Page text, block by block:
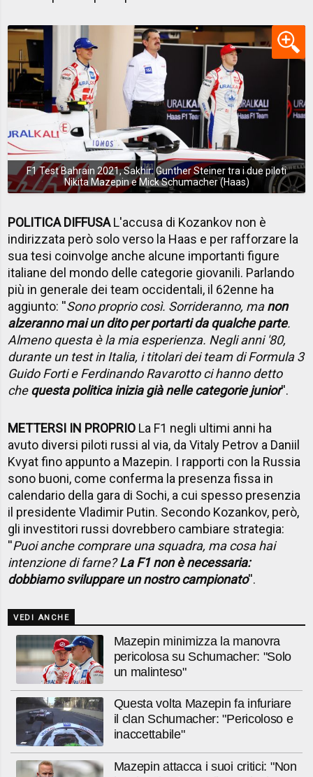
F1 Test Bahrain 2021, Sakhir: Gunther Steiner tra i due piloti
Nikita Mazepin e Mick Schumacher (Haas)
POLITICA DIFFUSAL'accusa di Kozankov non è
indirizzata però solo verso la Haas e per rafforzare la
sua tesi coinvolge anche alcune importanti figure
italiane del mondo delle categorie giovanili. Parlando
più in generale dei team occidentali, il 62enne ha
aggiunto: ''Sono proprio così. Sorrideranno, manon
alzeranno mai un dito per portarti da qualche parte.
Almeno questa è la mia esperienza. Negli anni '80,
durante un test in Italia, i titolari dei team di Formula 3
Guido Forti e Ferdinando Ravarotto ci hanno detto
chequesta politica inizia già nelle categorie junior''.
METTERSI IN PROPRIO La F1 negli ultimi anni ha
avuto diversi piloti russi al via, da Vitaly Petrov a Daniil
Kvyat fino appunto a Mazepin. I rapporti con la Russia
sono buoni, come conferma la presenza fissa in
calendario della gara di Sochi, a cui spesso presenzia
il presidente Vladimir Putin. Secondo Kozankov, però,
gli investitori russi dovrebbero cambiare strategia:
''Puoi anche comprare una squadra, ma cosa hai
intenzione di farne?La F1 non è necessaria:
dobbiamo sviluppare un nostro campionato''.
VEDI ANCHE
Mazepin minimizza la manovra
pericolosa su Schumacher: "Solo
un malinteso"
Questa volta Mazepin fa infuriare
il clan Schumacher: "Pericoloso e
inaccettabile"
Mazepin attacca i suoi critici: "Non